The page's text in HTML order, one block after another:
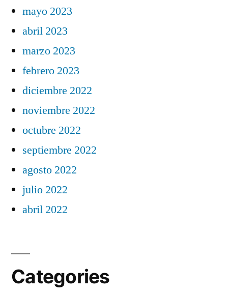
mayo 2023
abril 2023
marzo 2023
febrero 2023
diciembre 2022
noviembre 2022
octubre 2022
septiembre 2022
agosto 2022
julio 2022
abril 2022
Categories